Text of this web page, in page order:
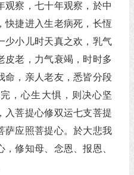
观察，七十年观察，於中
快捷进入生老病死，长恆
少小儿时天真之欢，乳气
皮老，力气衰竭，时时多
命，亲人老友，悉皆分段
，心生大惧，则决心坚
入菩提心修双运七支菩提
萨应照菩提心。於大悲我
修知母、念恩、报恩、